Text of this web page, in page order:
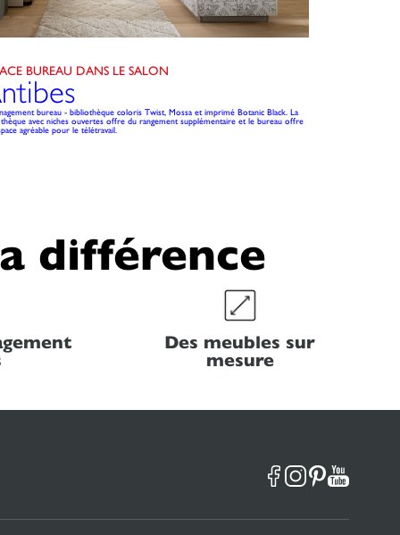
BUREAU DANS LE SALON
bureau - bibliothèque coloris Twist, Mossa et imprimé Botanic Black. La
avec niches ouvertes offre du rangement supplémentaire et le bureau offre
agréable pour le télétravail.
différence
Des meubles sur
mesure